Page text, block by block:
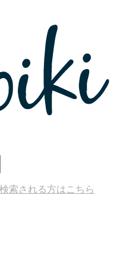
索される方はこちら